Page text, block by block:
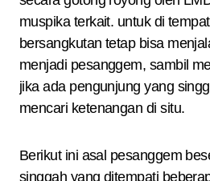
muspika terkait. untuk di
bersangkutan tetap bisa
menjadi pesanggem, sambil
jika ada pengunjung yang
mencari ketenangan di situ.
Berikut ini asal pesanggem
singgah yang ditempati